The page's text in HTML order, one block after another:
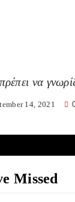
να
14, 2021
Missed